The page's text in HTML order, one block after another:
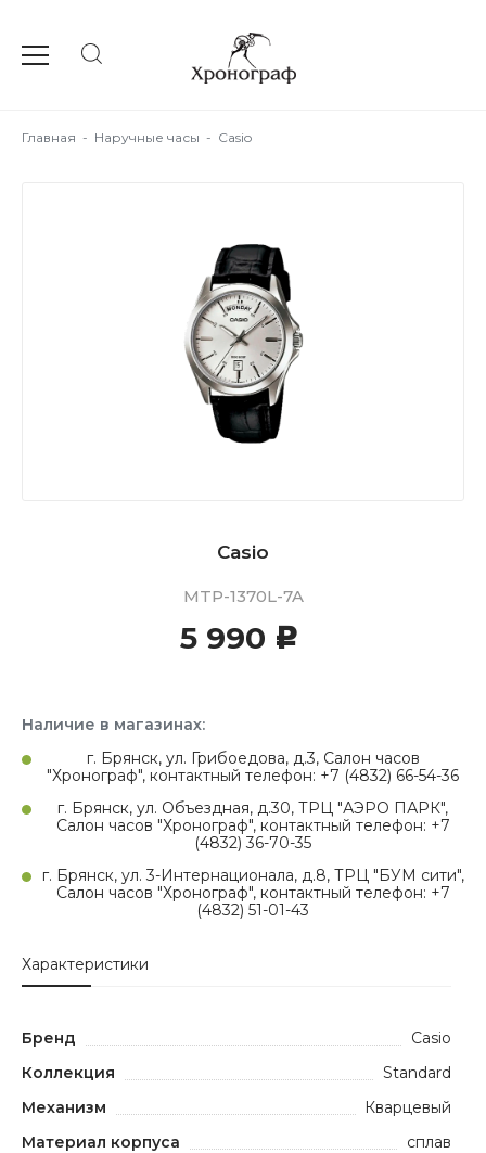
Главная - Наручные часы - Casio
Casio
MTP-1370L-7A
5 990 c
Наличие в магазинах:
г. Брянск, ул. Грибоедова, д.3, Салон часов
"Хронограф", контактный телефон: +7 (4832) 66-54-36
г. Брянск, ул. Объездная, д.30, ТРЦ "АЭРО ПАРК",
Салон часов "Хронограф", контактный телефон: +7
(4832) 36-70-35
г. Брянск, ул. 3-Интернационала, д.8, ТРЦ "БУМ сити",
Салон часов "Хронограф", контактный телефон: +7
(4832) 51-01-43
Характеристики
Бренд
Casio
Коллекция
Standard
Механизм
Кварцевый
Материал корпуса
сплав